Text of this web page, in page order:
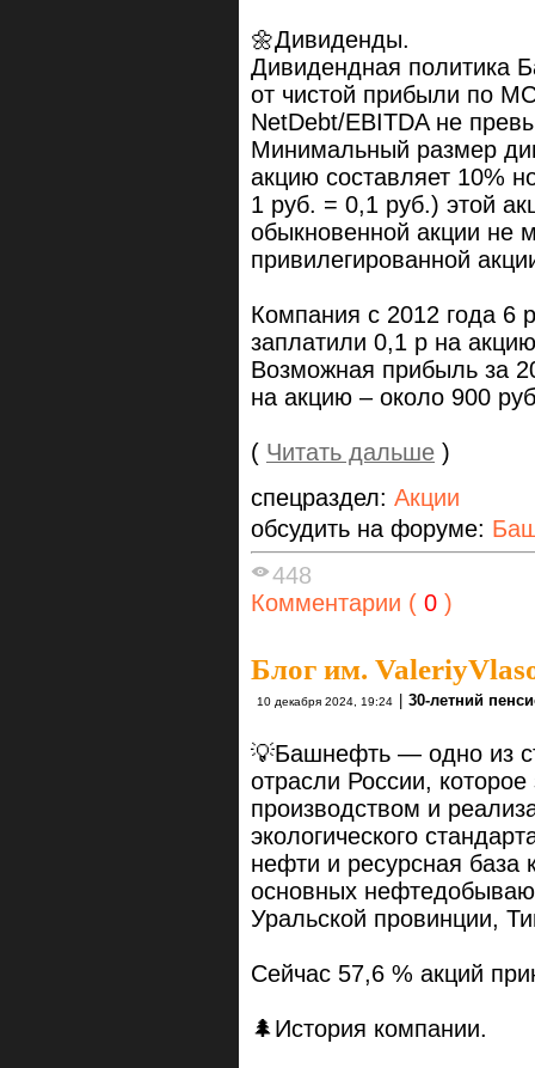
🌼Дивиденды.
Дивидендная политика
от чистой прибыли по
NetDebt/EBITDA не
Минимальный размер
акцию составляет 10%
1 руб. = 0,1 руб.) этой
обыкновенной акции не
привилегированной
Компания с 2012 года 6
заплатили 0,1 р на
Возможная прибыль за
на акцию – около 900
( Читать дальше )
спецраздел: Акции
обсудить на форуме:
448
Комментарии ( 0 )
Блог им.
10 декабря 2024, 19:24 | 30-летний
​💡Башнефть — одно из
отрасли России,
производством и
экологического
нефти и ресурсная база
основных
Уральской провинции,
Сейчас 57,6 % акций
🌲История компании.